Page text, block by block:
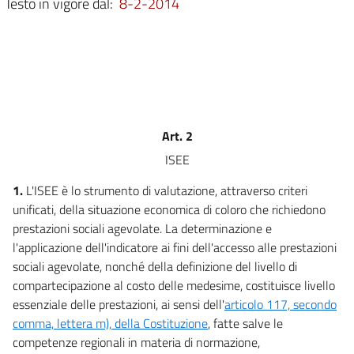
Allegato 2
Allegato 3
Allegato 3
Art. 2
ISEE
1. L'ISEE è lo strumento di valutazione, attraverso criteri
unificati, della situazione economica di coloro che richiedono
prestazioni sociali agevolate. La determinazione e
l'applicazione dell'indicatore ai fini dell'accesso alle prestazioni
sociali agevolate, nonché della definizione del livello di
compartecipazione al costo delle medesime, costituisce livello
essenziale delle prestazioni, ai sensi dell'articolo 117, secondo
comma, lettera m), della Costituzione, fatte salve le
competenze regionali in materia di normazione,